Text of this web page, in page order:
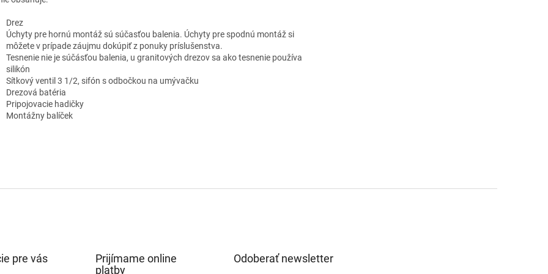
Drez
Úchyty pre hornú montáž sú súčasťou balenia. Úchyty pre spodnú montáž si
môžete v prípade záujmu dokúpiť z ponuky príslušenstva.
Tesnenie nie je súčásťou balenia, u granitových drezov sa ako tesnenie používa
silikón
Sítkový ventil 3 1/2, sifón s odbočkou na umývačku
Drezová batéria
Pripojovacie hadičky
Montážny balíček
pre vás
Prijímame online
platby
Odoberať newsletter